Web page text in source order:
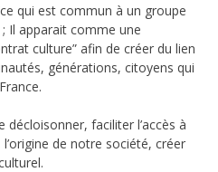
qui est commun à un groupe
; Il apparait comme une
culture” afin de créer du lien
générations, citoyens qui
décloisonner, faciliter l’accès à
de notre société, créer